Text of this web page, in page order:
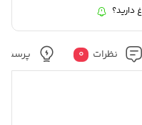
دارید؟
نظرات 0 پرسش